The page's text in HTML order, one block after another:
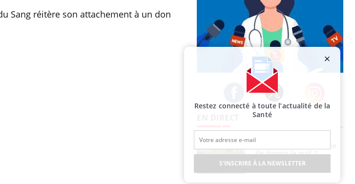
Sang réitère son attachement à un don
Facebook Twitter Instagram
les
? de dormir la nuit ?
Restez connecté à toute l’actualité de la
Santé
S'INSCRIRE À LA NEWSLETTER